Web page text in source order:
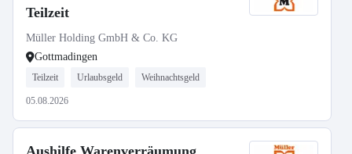
Teilzeit
Müller Holding GmbH & Co. KG
Gottmadingen
Teilzeit Urlaubsgeld Weihnachtsgeld
05.08.2026
Aushilfe Warenverräumung